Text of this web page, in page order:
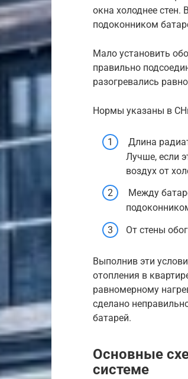
окна холоднее стен.
подоконником
Мало установить
правильно
разогревались
Нормы указаны в
Длина
Лучше, если
воздух от
Между
От стены
Выполнив эти
отопления в
равномерному
сделано
батарей.
Основные
системе